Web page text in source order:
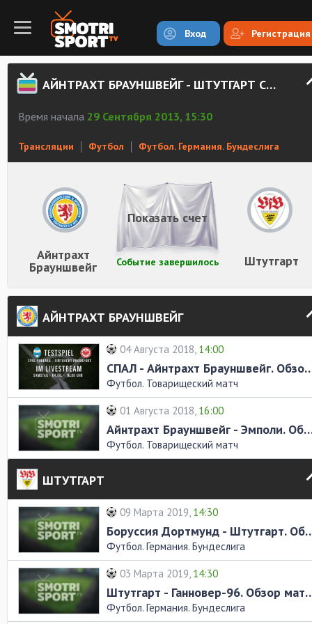
Вход Регистрация
АЙНТРАХТ БРАУНШВЕЙГ - ШТУТГАРТ СМОТРЕТЬ ОНЛАЙН
Время начала 29 Сентября 2013, 15:30
Трансляции Футбол Футбол. Германия. Бундеслига
Айнтрахт
Брауншвейг Штутгарт
Событие завершилось
Показать счет
АЙНТРАХТ БРАУНШВЕЙГ
04 Августа 2018, 14:00
СПАЛ - Айнтрахт
Футбол. Товарищеский матч
01 Августа 2018, 16:00
Айнтрахт Брауншвейг -
Футбол. Товарищеский матч
ШТУТГАРТ
09 Марта 2019, 14:30
Боруссия
Футбол. Германия. Бундеслига
03 Марта 2019, 14:30
Штутгарт -
Футбол. Германия. Бундеслига